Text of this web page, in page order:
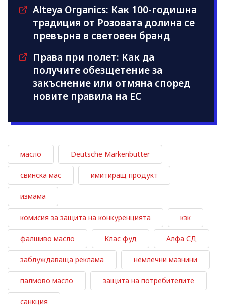
Alteya Organics: Как 100-годишна
традиция от Розовата долина се
превърна в световен бранд
Права при полет: Как да
получите обезщетение за
закъснение или отмяна според
новите правила на ЕС
масло Deutsche Markenbutter
свинска мас имитиращ продукт
измама
комисия за защита на конкуренцията кзк
фалшиво масло Клас фуд Алфа СД
заблуждаваща реклама немлечни мазнини
палмово масло защита на потребителите
санкция